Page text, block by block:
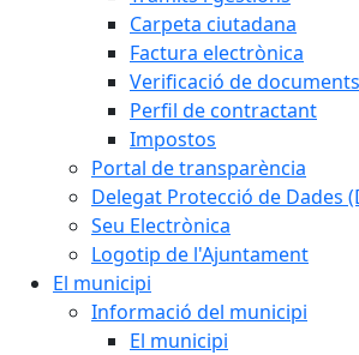
Carpeta ciutadana
Factura electrònica
Verificació de documents
Perfil de contractant
Impostos
Portal de transparència
Delegat Protecció de Dades
Seu Electrònica
Logotip de l'Ajuntament
El municipi
Informació del municipi
El municipi